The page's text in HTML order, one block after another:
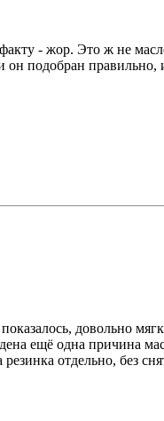
- жор. Это ж не
он подобран
довольно
ещё одна причина
отдельно, без